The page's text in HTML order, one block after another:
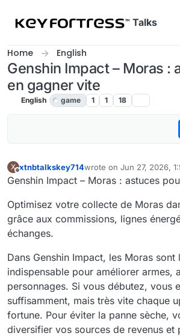
Talks
Home English
Genshin Impact – Moras :
en gagner vite
English game 1 1 18
X
Offline
xtnbtalkskey714wrote on Jun 27, 2026,
last edited by
Genshin Impact – Moras : astuces
Optimisez votre collecte de Moras
grâce aux commissions, lignes
échanges.
Dans Genshin Impact, les Moras sont
indispensable pour améliorer armes,
personnages. Si vous débutez, vous
suffisamment, mais très vite chaque
fortune. Pour éviter la panne sèche,
diversifier vos sources de revenus et